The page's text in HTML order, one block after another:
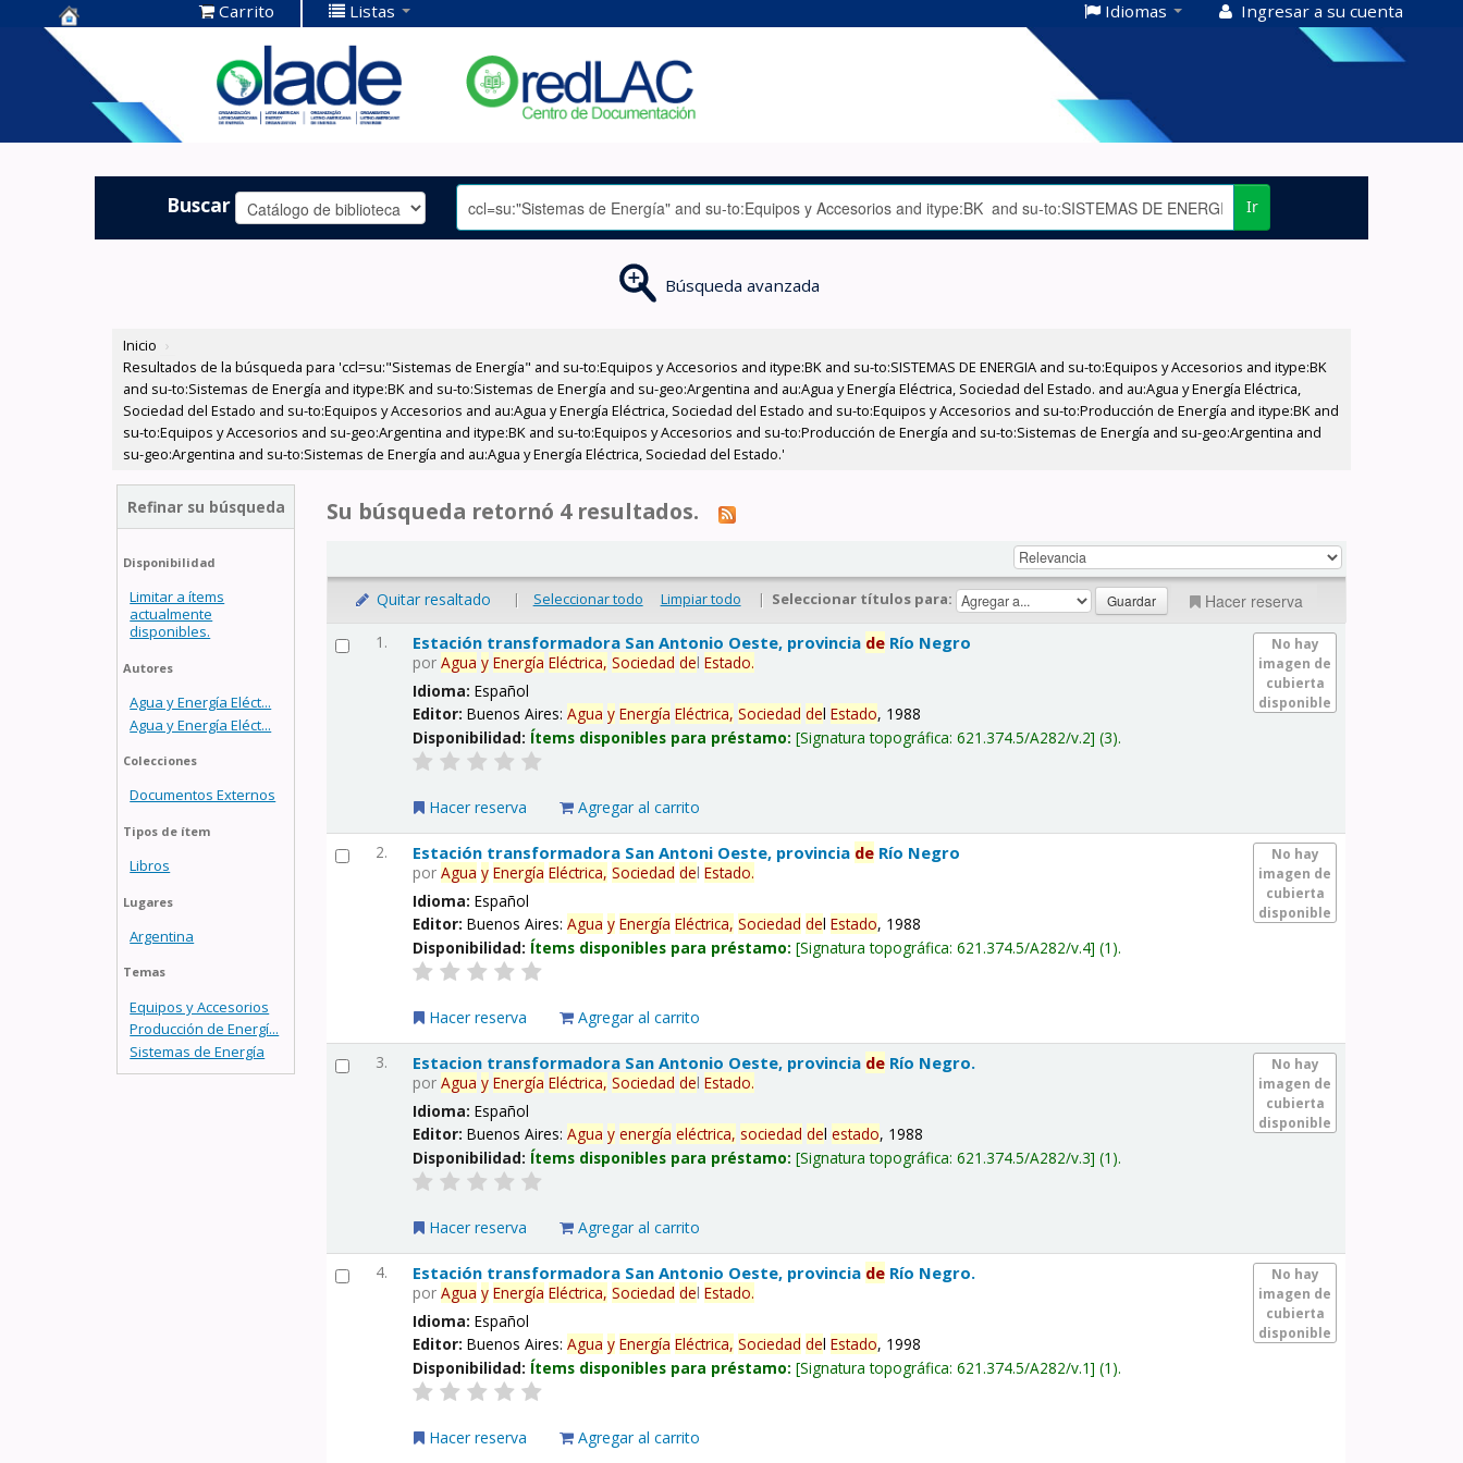
Centro de
Documentación
OLADE -
Carrito Listas Idiomas Ingresar a su cuenta
Buscar Ir
Búsqueda avanzada
Inicio ›
Resultados de la búsqueda para 'ccl=su:"Sistemas de Energía" and su-to:Equipos y Accesorios and itype:BK and su-to:SISTEMAS DE ENERGIA and su-to:Equipos y Accesorios and itype:BK
and su-to:Sistemas de Energía and itype:BK and su-to:Sistemas de Energía and su-geo:Argentina and au:Agua y Energía Eléctrica, Sociedad del Estado. and au:Agua y Energía Eléctrica,
Sociedad del Estado and su-to:Equipos y Accesorios and au:Agua y Energía Eléctrica, Sociedad del Estado and su-to:Equipos y Accesorios and su-to:Producción de Energía and itype:BK and
su-to:Equipos y Accesorios and su-geo:Argentina and itype:BK and su-to:Equipos y Accesorios and su-to:Producción de Energía and su-to:Sistemas de Energía and su-geo:Argentina and
su-geo:Argentina and su-to:Sistemas de Energía and au:Agua y Energía Eléctrica, Sociedad del Estado.'
Refinar su búsqueda
Disponibilidad
Limitar a ítems
actualmente
disponibles.
Autores
Agua y Energía Eléct...
Agua y Energía Eléct...
Colecciones
Documentos Externos
Tipos de ítem
Libros
Lugares
Argentina
Temas
Equipos y Accesorios
Producción de Energí...
Sistemas de Energía
Su búsqueda retornó 4 resultados.
Quitar resaltado | Seleccionar todo Limpiar todo | Seleccionar títulos para: Hacer reserva
1.
No hay
imagen de
cubierta
disponible
Estación transformadora San Antonio Oeste, provincia de Río Negro
porAgua y Energía Eléctrica, Sociedad delEstado.
Idioma:Español
Editor:Buenos Aires:Agua y Energía Eléctrica, Sociedad delEstado, 1988
Disponibilidad: Ítems disponibles para préstamo: Signatura topográfica:621.374.5/A282/v.2 (3).
Hacer reserva Agregar al carrito
2.
No hay
imagen de
cubierta
disponible
Estación transformadora San Antoni Oeste, provincia de Río Negro
porAgua y Energía Eléctrica, Sociedad delEstado.
Idioma:Español
Editor:Buenos Aires:Agua y Energía Eléctrica, Sociedad delEstado, 1988
Disponibilidad: Ítems disponibles para préstamo: Signatura topográfica:621.374.5/A282/v.4 (1).
Hacer reserva Agregar al carrito
3.
No hay
imagen de
cubierta
disponible
Estacion transformadora San Antonio Oeste, provincia de Río Negro.
porAgua y Energía Eléctrica, Sociedad delEstado.
Idioma:Español
Editor:Buenos Aires:Agua y energía eléctrica, sociedad delestado, 1988
Disponibilidad: Ítems disponibles para préstamo: Signatura topográfica:621.374.5/A282/v.3 (1).
Hacer reserva Agregar al carrito
4.
No hay
imagen de
cubierta
disponible
Estación transformadora San Antonio Oeste, provincia de Río Negro.
porAgua y Energía Eléctrica, Sociedad delEstado.
Idioma:Español
Editor:Buenos Aires:Agua y Energía Eléctrica, Sociedad delEstado, 1998
Disponibilidad: Ítems disponibles para préstamo: Signatura topográfica:621.374.5/A282/v.1 (1).
Hacer reserva Agregar al carrito